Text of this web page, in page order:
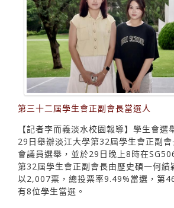
第三十二屆學生會正副會長當選人
【記者李而義淡水校園報導】學生會選
29日舉辦淡江大學第32屆學生會正副
會議員選舉，並於29日晚上8時在
第32屆學生會正副會長由歷史碩一何績
以2,007票，總投票率9.49%當選，第
有8位學生當選。